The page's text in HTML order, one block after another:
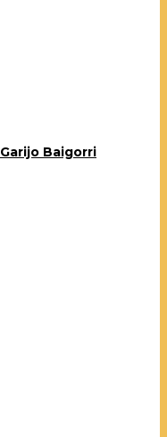
Garijo Baigorri